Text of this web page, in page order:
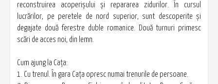
reconstruirea acoperişului şi repararea zidurilor. În cursul
lucrărilor, pe peretele de nord superior, sunt descoperite şi
degajate două ferestre duble romanice. Două turnuri primesc
scări de acces noi, din lemn.
Cum ajung la Cața:
1. Cu trenul. În gara Cața opresc numai trenurile de persoane.